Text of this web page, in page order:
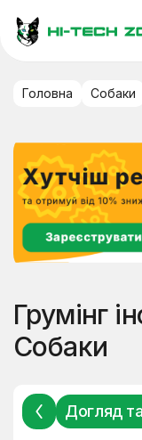
Головна Собаки
Грумінг
Собаки
Догляд та